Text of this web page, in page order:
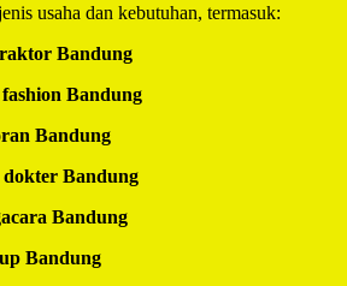
usaha dan kebutuhan, termasuk:
Bandung
Bandung
Bandung
dokter Bandung
Bandung
Bandung